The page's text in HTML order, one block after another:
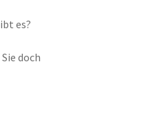
es?
doch